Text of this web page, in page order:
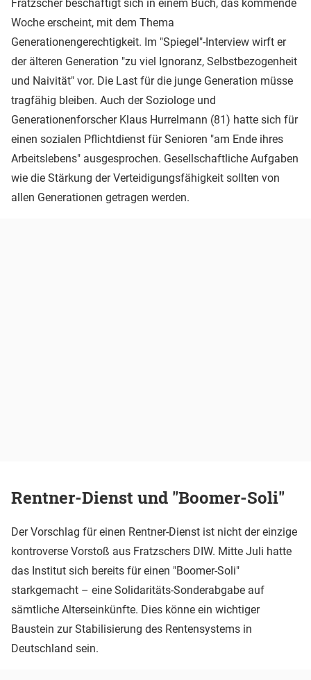
Fratzscher beschäftigt sich in einem Buch, das kommende
Woche erscheint, mit dem Thema
Generationengerechtigkeit. Im "Spiegel"-Interview wirft er
der älteren Generation "zu viel Ignoranz, Selbstbezogenheit
und Naivität" vor. Die Last für die junge Generation müsse
tragfähig bleiben. Auch der Soziologe und
Generationenforscher Klaus Hurrelmann (81) hatte sich für
einen sozialen Pflichtdienst für Senioren "am Ende ihres
Arbeitslebens" ausgesprochen. Gesellschaftliche Aufgaben
wie die Stärkung der Verteidigungsfähigkeit sollten von
allen Generationen getragen werden.
Rentner-Dienst und "Boomer-Soli"
Der Vorschlag für einen Rentner-Dienst ist nicht der einzige
kontroverse Vorstoß aus Fratzschers DIW. Mitte Juli hatte
das Institut sich bereits für einen "Boomer-Soli"
starkgemacht – eine Solidaritäts-Sonderabgabe auf
sämtliche Alterseinkünfte. Dies könne ein wichtiger
Baustein zur Stabilisierung des Rentensystems in
Deutschland sein.